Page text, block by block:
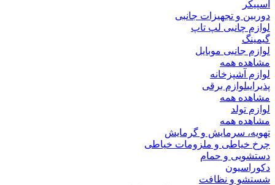
اسپیکر
دوربین و تجهیزات جانبی
لوازم چانبی لپ تاپ
گیمینگ
لوازم جانبی موبایل
مشاهده همه
لوازم آشپزخانه
پذیراییلوازم برقی
مشاهده همه
لوازم تولد
مشاهده همه
تهویه، سرمایش و گرمایش
چرخ خیاطی و ملزومات خیاطی
دستشویی و حمام
دکوراسیون
شستشو و نظافت